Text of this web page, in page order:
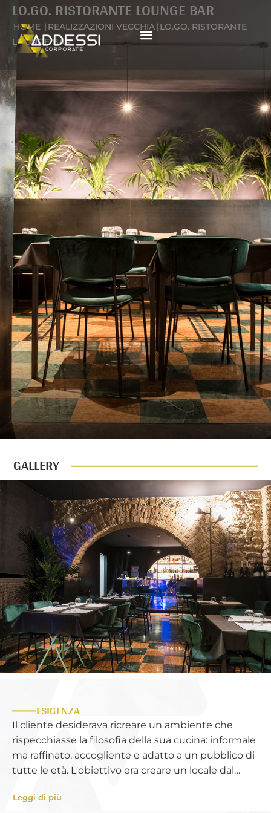
contenuto
LO.GO. RISTORANTE LOUNGE BAR
HOME | REALIZZAZIONI VECCHIA| LO.GO. RISTORANTE
LOUNGE BAR
GALLERY
ESIGENZA
Il cliente desiderava ricreare un ambiente che
rispecchiasse la filosofia della sua cucina: informale
ma raffinato, accogliente e adatto a un pubblico di
tutte le età. L'obiettivo era creare un locale dal
ricercati e rifiniture coerenti, aggiungendo un
Leggi di più